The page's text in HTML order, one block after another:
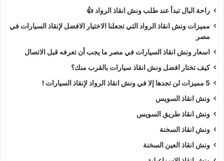
راحة البال تبدأ عند طلب ونش انقاذ الرواد 👍
مميزات ونش انقاذ الرواد التي تجعلنا الاختيار الافضل لإنقاذ السيارات في
مصر
اسعار ونش انقاذ السيارات في مصر ما يجب أن تعرفه قبل الاتصال
كيف تختار افضل ونش انقاذ سيارات بالقرب منك؟
5 مميزات لن تجدها إلا في ونش انقاذ الرواد لإنقاذ السيارات !
ونش انقاذ السويس
ونش انقاذ طريق السويس
ونش انقاذ السخنة
ونش انقاذ العين السخنة